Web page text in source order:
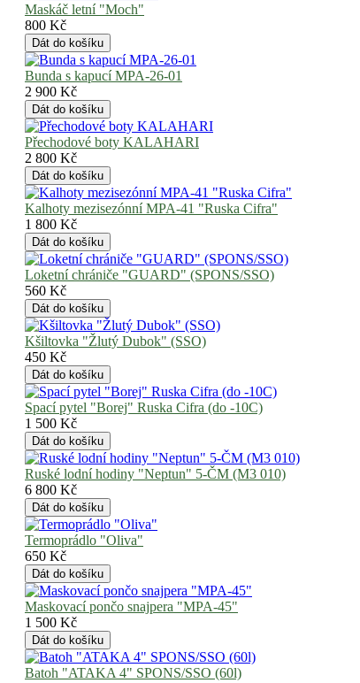
Maskáč letní "Moch"
800 Kč
Bunda s kapucí MPA-26-01
2 900 Kč
Přechodové boty KALAHARI
2 800 Kč
Kalhoty mezisezónní MPA-41 "Ruska Cifra"
1 800 Kč
Loketní chrániče "GUARD" (SPONS/SSO)
560 Kč
Kšiltovka "Žlutý Dubok" (SSO)
450 Kč
Spací pytel "Borej" Ruska Cifra (do -10С)
1 500 Kč
Ruské lodní hodiny "Neptun" 5-ČM (М3 010)
6 800 Kč
Termoprádlo "Oliva"
650 Kč
Maskovací pončo snajpera "MPA-45"
1 500 Kč
Batoh "ATAKA 4" SPONS/SSO (60l)